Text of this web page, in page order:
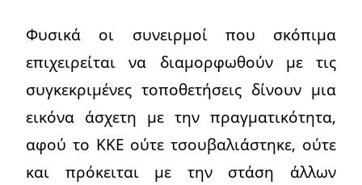
Φυσικά οι συνειρμοί που σκόπιμα
επιχειρείται να διαμορφωθούν με τις
συγκεκριμένες τοποθετήσεις δίνουν μια
εικόνα άσχετη με την πραγματικότητα,
αφού το ΚΚΕ ούτε τσουβαλιάστηκε, ούτε
και πρόκειται με την στάση άλλων